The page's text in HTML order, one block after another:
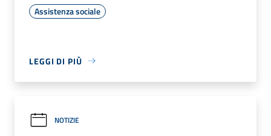
Assistenza sociale
LEGGI DI PIÙ
NOTIZIE